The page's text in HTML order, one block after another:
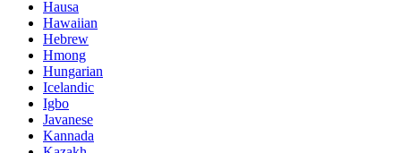
Hausa
Hawaiian
Hebrew
Hmong
Hungarian
Icelandic
Igbo
Javanese
Kannada